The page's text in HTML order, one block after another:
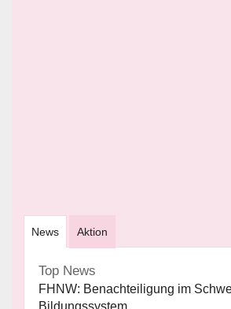
News Aktion
Top News
FHNW: Benachteiligung im
Bildungssystem